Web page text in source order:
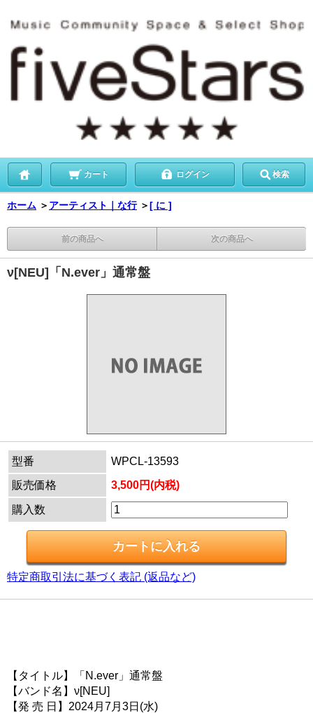
カート ログイン 検索
ホーム ＞ アーティスト｜な行 ＞[ に ]
前の商品へ 次の商品へ
ν[NEU]「N.ever」通常盤
型番
WPCL-13593
販売価格
3,500円(内税)
購入数
特定商取引法に基づく表記 (返品など)
【タイトル】「N.ever」通常盤
【バンド名】ν[NEU]
【発 売 日】2024月7月3日(水)